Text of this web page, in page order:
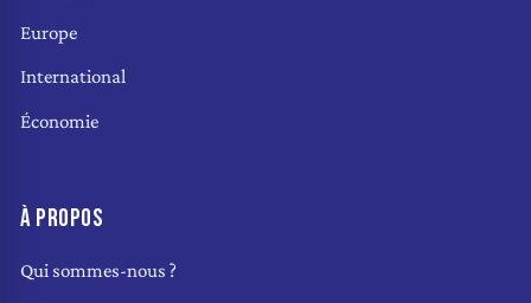
Europe
International
Économie
À PROPOS
Qui sommes-nous ?